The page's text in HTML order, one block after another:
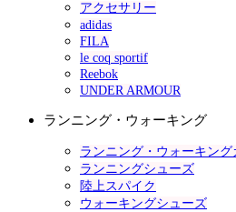
アクセサリー
adidas
FILA
le coq sportif
Reebok
UNDER ARMOUR
ランニング・ウォーキング
ランニング・ウォーキン
ランニングシューズ
陸上スパイク
ウォーキングシューズ